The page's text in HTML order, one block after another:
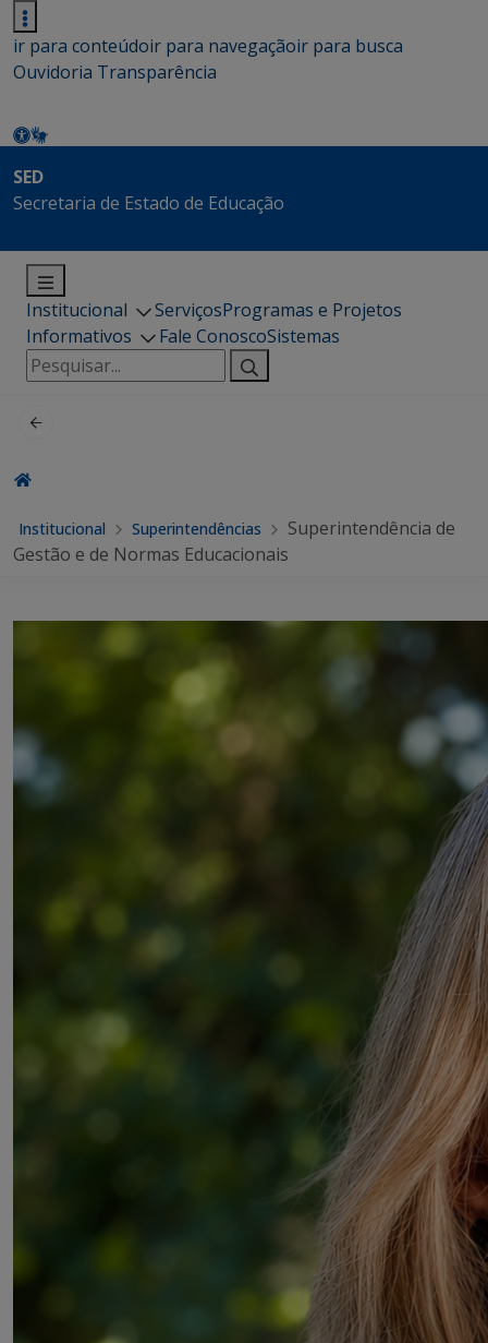
ir para conteúdoir para navegaçãoir para busca
Ouvidoria Transparência
SED
Secretaria de Estado de Educação
Institucional ServiçosProgramas e Projetos
Informativos
Fale ConoscoSistemas
Pesquisar
por:
Institucional Superintendências
Superintendência de
Gestão e de Normas Educacionais